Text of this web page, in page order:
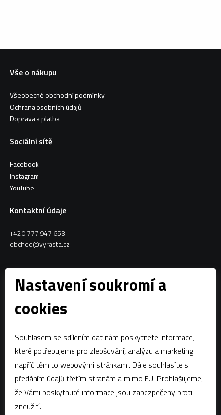
Vše o nákupu
Všeobecné obchodní podmínky
Ochrana osobních údajů
Doprava a platba
Sociální sítě
Facebook
Instagram
YouTube
Kontaktní údaje
+420 777 947 653
obchod@vyrasta.cz
Kontakty
VYRASTA team s.r.o.
Spytihněv 145
DIČ:CZ28287843
Zápis dle § 13a obchodního zákoníku:Krajský soud v Brně, oddíl C,
vložka 58796
Nastavení soukromí a
cookies
Souhlasem se sdílením dat nám poskytnete informace,
které potřebujeme pro zlepšování, analýzu a marketing
napříč těmito webovými stránkami. Dále souhlasíte s
předáním údajů třetím stranám a mimo EU. Prohlašujeme,
že Vámi poskytnuté informace jsou zabezpečeny proti
zneužití.